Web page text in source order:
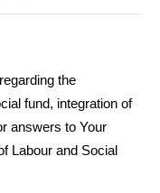
the
fund, integration of
answers to Your
Labour and Social